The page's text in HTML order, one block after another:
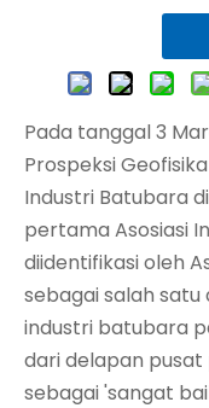
Pada tanggal 3
Prospeksi
Industri Batubara
pertama Asosiasi
diidentifikasi oleh
sebagai salah
industri batubara
dari delapan pusat
sebagai 'sangat